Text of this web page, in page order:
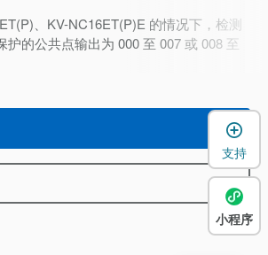
、KV-NC16ET(P)E 的情况下，检测
护的公共点输出为 000 至 007 或 008 至
支持
小程序